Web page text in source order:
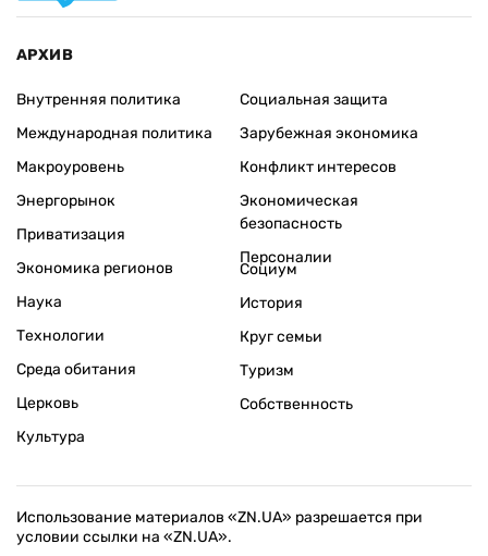
АРХИВ
Внутренняя политика
Международная политика
Макроуровень
Энергорынок
Приватизация
Экономика регионов
Социальная защита
Зарубежная экономика
Конфликт интересов
Экономическая
безопасность
Персоналии
Наука
Технологии
Среда обитания
Церковь
Культура
Социум
История
Круг семьи
Туризм
Собственность
Использование материалов «ZN.UA» разрешается при
условии ссылки на «ZN.UA».